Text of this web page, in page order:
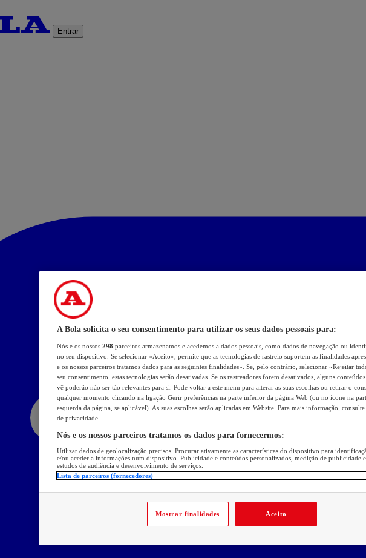
Entrar
A Bola solicita o seu consentimento para utilizar os seus dados pessoais para:
Nós e os nossos 298 parceiros armazenamos e acedemos a dados pessoais, como dados de navegação ou
no seu dispositivo. Se selecionar «Aceito», permite que as tecnologias de rastreio suportem as finalidades
e os nossos parceiros tratamos dados para as seguintes finalidades». Se, pelo contrário, selecionar «Rejeitar
seu consentimento, estas tecnologias serão desativadas. Se os rastreadores forem desativados, alguns
vê poderão não ser tão relevantes para si. Pode voltar a este menu para alterar as suas escolhas ou retirar o
qualquer momento clicando na ligação Gerir preferências na parte inferior da página Web (ou no ícone na
esquerda da página, se aplicável). As suas escolhas serão aplicadas em Website. Para mais informação,
de privacidade.
Nós e os nossos parceiros tratamos os dados para fornecermos:
Utilizar dados de geolocalização precisos. Procurar ativamente as características do dispositivo para
e/ou aceder a informações num dispositivo. Publicidade e conteúdos personalizados, medição de publicidade e
estudos de audiência e desenvolvimento de serviços.
Lista de parceiros (fornecedores)
Mostrar finalidades Aceito